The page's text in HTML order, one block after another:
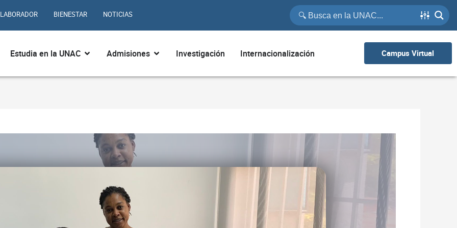
BIENESTAR NOTICIAS
¿Quiénes somos?
Estudia en la UNAC Abrir Estudia en la UNAC
Admisiones Abrir Admisiones
Investigación Internacionalización Campus Virtual